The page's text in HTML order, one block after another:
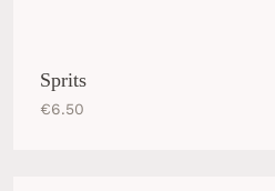
Sprits
€6.50